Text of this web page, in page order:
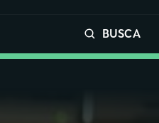
BUSCA